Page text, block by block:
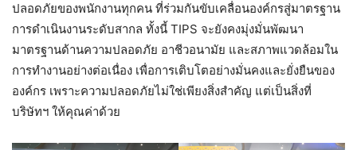
ปลอดภัยของพนักงานทุกคน ที่ร่วมกันขับเคลื่อนองค์กรสู่มาตรฐาน
การดำเนินงานระดับสากล ทั้งนี้ TIPS จะยังคงมุ่งมั่นพัฒนา
มาตรฐานด้านความปลอดภัย อาชีวอนามัย และสภาพแวดล้อมใน
การทำงานอย่างต่อเนื่อง เพื่อการเติบโตอย่างมั่นคงและยั่งยืนของ
องค์กร เพราะความปลอดภัยไม่ใช่เพียงสิ่งสำคัญ แต่เป็นสิ่งที่
บริษัทฯ ให้คุณค่าด้วย